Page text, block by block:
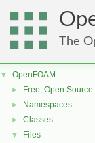
The
▼ OpenFOAM
► Free, Open
► Namespaces
► Classes
▼ Files